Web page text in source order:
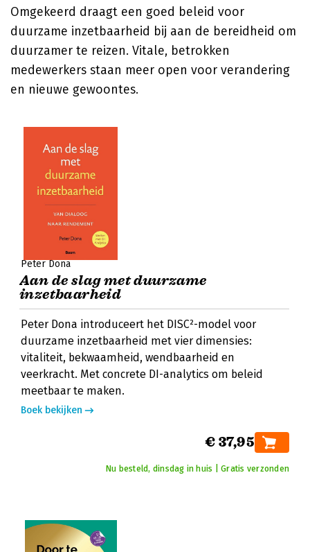
Omgekeerd draagt een goed beleid voor
duurzame inzetbaarheid bij aan de bereidheid om
duurzamer te reizen. Vitale, betrokken
medewerkers staan meer open voor verandering
en nieuwe gewoontes.
Peter Dona
Aan de slag met duurzame
inzetbaarheid
Peter Dona introduceert het DISC²-model voor
duurzame inzetbaarheid met vier dimensies:
vitaliteit, bekwaamheid, wendbaarheid en
veerkracht. Met concrete DI-analytics om beleid
meetbaar te maken.
Boek bekijken
€ 37,95
Nu besteld, dinsdag in huis | Gratis verzonden